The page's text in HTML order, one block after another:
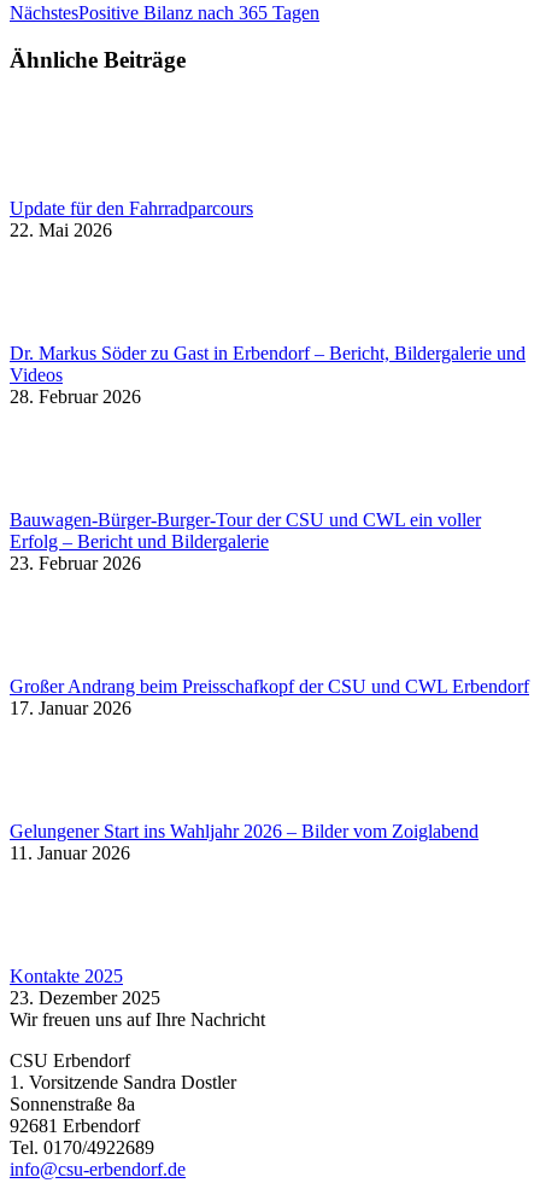
NächstesNächster
Positive Bilanz nach 365 Tagen
Ähnliche Beiträge
Update für den Fahrradparcours
22. Mai 2026
Dr. Markus Söder zu Gast in Erbendorf – Bericht, Bildergalerie und
Videos
28. Februar 2026
Bauwagen-Bürger-Burger-Tour der CSU und CWL ein voller
Erfolg – Bericht und Bildergalerie
23. Februar 2026
Großer Andrang beim Preisschafkopf der CSU und CWL Erbendorf
17. Januar 2026
Gelungener Start ins Wahljahr 2026 – Bilder vom Zoiglabend
11. Januar 2026
Kontakte 2025
23. Dezember 2025
Wir freuen uns auf Ihre Nachricht
CSU Erbendorf
1. Vorsitzende Sandra Dostler
Sonnenstraße 8a
92681 Erbendorf
Tel. 0170/4922689
info@csu-erbendorf.de